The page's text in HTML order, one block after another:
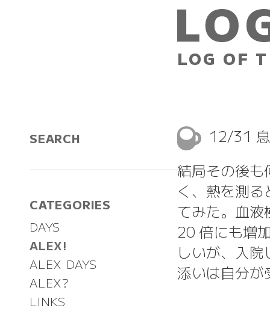
LOG OF
SEARCH
CATEGORIES
DAYS
ALEX!
ALEX DAYS
ALEX?
LINKS
12/31
結局その後も
く、熱を測
てみた。血
20 倍にも増
しいが、入
添いは自分が